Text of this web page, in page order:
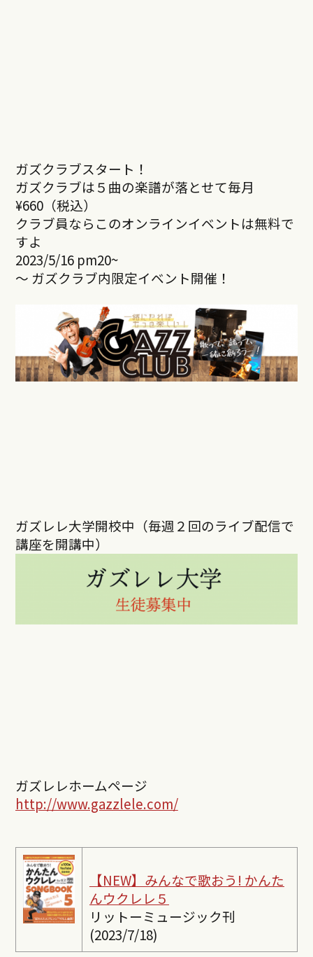
ガズクラブスタート！
ガズクラブは５曲の楽譜が落とせて毎月
¥660（税込）
クラブ員ならこのオンラインイベントは無料で
すよ
2023/5/16 pm20~
～ ガズクラブ内限定イベント開催！
ガズレレ大学開校中（毎週２回のライブ配信で
講座を開講中）
ガズレレホームページ
http://www.gazzlele.com/
【NEW】みんなで歌おう! かんた
んウクレレ５
リットーミュージック刊
(2023/7/18)